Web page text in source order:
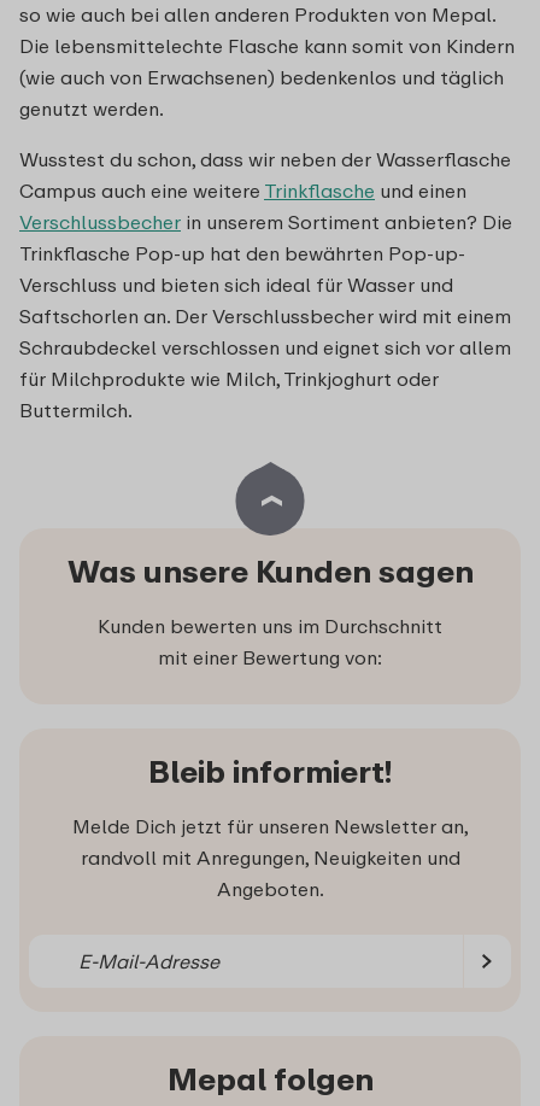
so wie auch bei allen anderen Produkten von Mepal.
Die lebensmittelechte Flasche kann somit von Kindern
(wie auch von Erwachsenen) bedenkenlos und täglich
genutzt werden.
Wusstest du schon, dass wir neben der Wasserflasche
Campus auch eine weitere Trinkflasche und einen
Verschlussbecher in unserem Sortiment anbieten? Die
Trinkflasche Pop-up hat den bewährten Pop-up-
Verschluss und bieten sich ideal für Wasser und
Saftschorlen an. Der Verschlussbecher wird mit einem
Schraubdeckel verschlossen und eignet sich vor allem
für Milchprodukte wie Milch, Trinkjoghurt oder
Buttermilch.
Was unsere Kunden sagen
Kunden bewerten uns im Durchschnitt
mit einer Bewertung von:
Bleib informiert!
Melde Dich jetzt für unseren Newsletter an,
randvoll mit Anregungen, Neuigkeiten und
Angeboten.
Mepal folgen